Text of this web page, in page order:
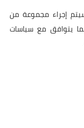
إجراء مجموعة من
يتوافق مع سياسات